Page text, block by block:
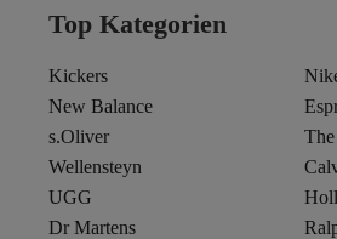
Top Kategorien
Kickers
New Balance
s.Oliver
Wellensteyn
UGG
Dr Martens